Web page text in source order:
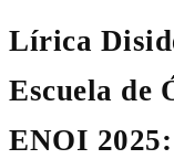
Lírica
Escuela de
ENOI